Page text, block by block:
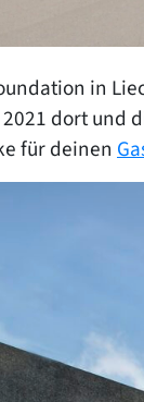
in
dort
für deinen